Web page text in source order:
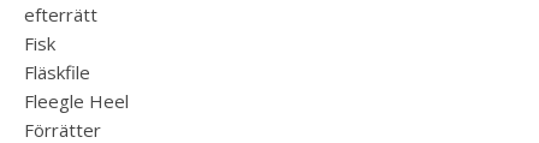
efterrätt
Fisk
Fläskfile
Fleegle Heel
Förrätter